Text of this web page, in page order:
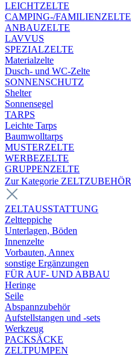
LEICHTZELTE
CAMPING-/FAMILIENZELTE
ANBAUZELTE
LAVVUS
SPEZIALZELTE
Materialzelte
Dusch- und WC-Zelte
SONNENSCHUTZ
Shelter
Sonnensegel
TARPS
Leichte Tarps
Baumwolltarps
MUSTERZELTE
WERBEZELTE
GRUPPENZELTE
Zur Kategorie ZELTZUBEHÖR
ZELTAUSSTATTUNG
Zeltteppiche
Unterlagen, Böden
Innenzelte
Vorbauten, Annex
sonstige Ergänzungen
FÜR AUF- UND ABBAU
Heringe
Seile
Abspannzubehör
Aufstellstangen und -sets
Werkzeug
PACKSÄCKE
ZELTPUMPEN